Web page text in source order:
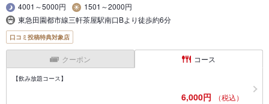
4001～5000円
1501～2000円
東急田園都市線三軒茶屋駅南口Bより徒歩約6分
口コミ投稿特典対象店
クーポン コース
【飲み放題コース】
6,000円 （税込）